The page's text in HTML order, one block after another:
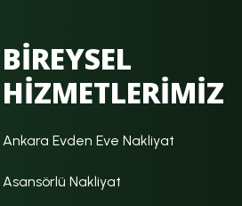
BİREYSEL
HİZMETLERİMİZ
Ankara Evden Eve Nakliyat
Asansörlü Nakliyat